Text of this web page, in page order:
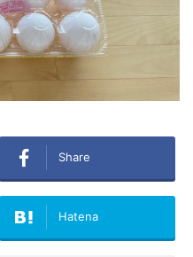
Share
Hatena